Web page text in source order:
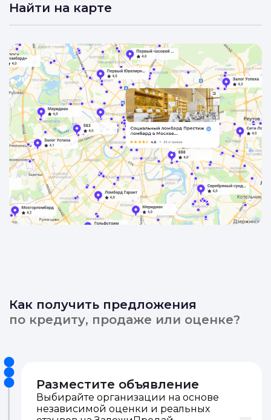
Найти на карте
Как получить предложения
по кредиту, продаже или оценке?
Разместите объявление
Выбирайте организации на основе
независимой оценки и реальных